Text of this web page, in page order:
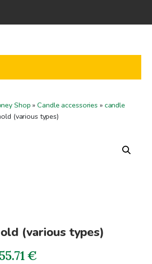
Shop »Candle accessories » candle
(various types)
(various types)
55.71€Price